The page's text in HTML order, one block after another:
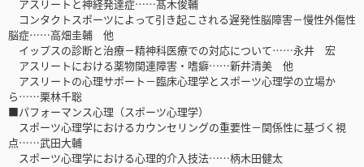
アスリートと神経発達症……髙木俊輔
コンタクトスポーツによって引き起こされる遅発性脳障害－慢性外傷性
脳症……高畑圭輔 他
イップスの診断と治療－精神科医療での対応について……永井 宏
アスリートにおける薬物関連障害・嗜癖……新井清美 他
アスリートの心理サポート－臨床心理学とスポーツ心理学の立場か
ら……栗林千聡
■パフォーマンス心理（スポーツ心理学）
スポーツ心理学におけるカウンセリングの重要性－関係性に基づく視
点……武田大輔
スポーツ心理学における心理的介入技法……柄木田健太